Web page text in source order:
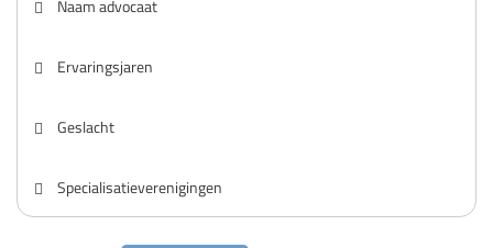
Naam advocaat
Ervaringsjaren
Geslacht
Specialisatieverenigingen